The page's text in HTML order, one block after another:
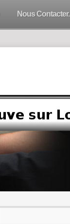
Nous Contacter.